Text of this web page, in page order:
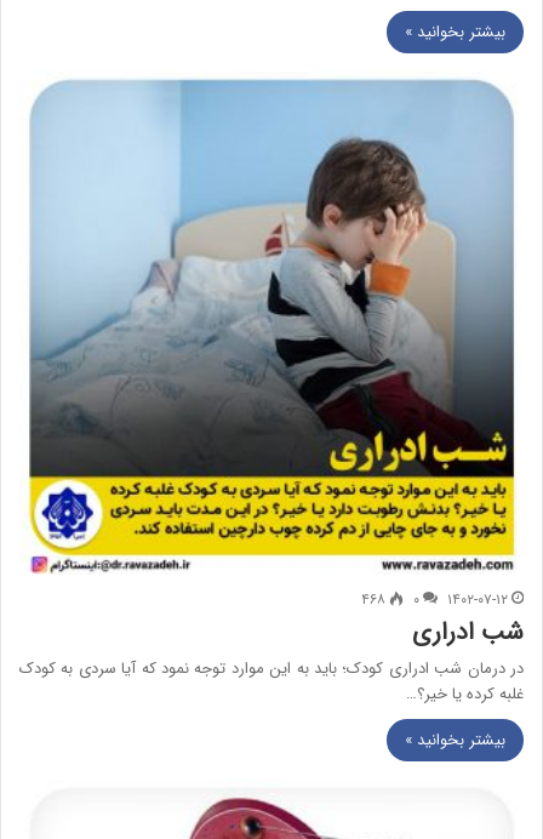
بیشتر بخوانید »
۱۴۰۲-۰۷-۱۲ ۰ ۴۶۸
شب ادراری
در درمان شب ادراری کودک؛ باید به این موارد توجه نمود که آیا سردی به کودک
غلبه کرده یا خیر؟…
بیشتر بخوانید »